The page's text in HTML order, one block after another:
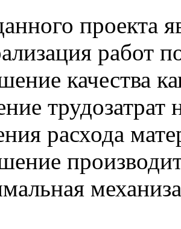
проекта
работ
качества
расхода